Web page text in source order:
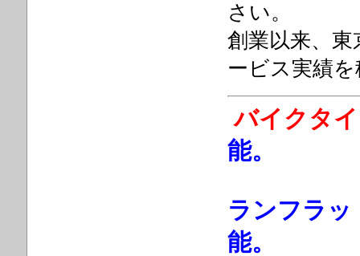
さい。
創業以来、
ービス実績
バイクタ
能。
ランフラ
能。